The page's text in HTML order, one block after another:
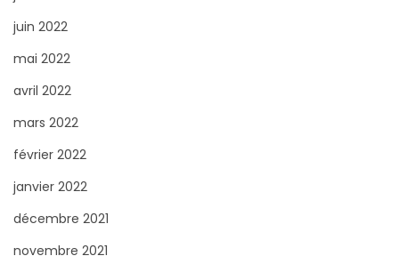
juin 2022
mai 2022
avril 2022
mars 2022
février 2022
janvier 2022
décembre 2021
novembre 2021